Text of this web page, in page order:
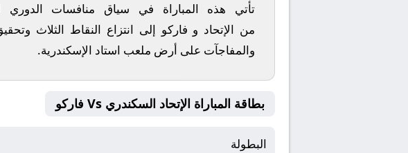
تأتي هذه المباراة في سياق منافسات الدوري
من الإتحاد و فاركو إلى انتزاع النقاط الثلاث
والمفاجآت على أرض ملعب استاد الإسكندرية.
بطاقة المباراة الإتحاد السكندري Vs فاركو
البطولة